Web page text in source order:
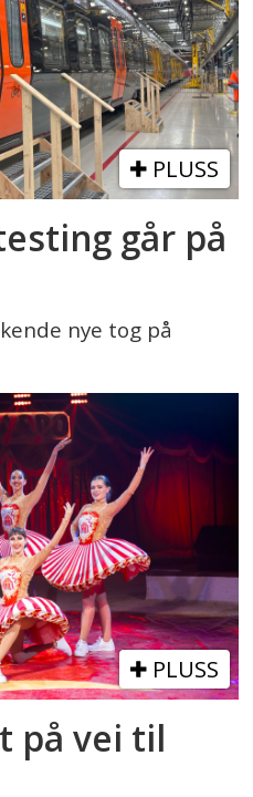
PLUSS
går på
nye tog på
PLUSS
på vei til